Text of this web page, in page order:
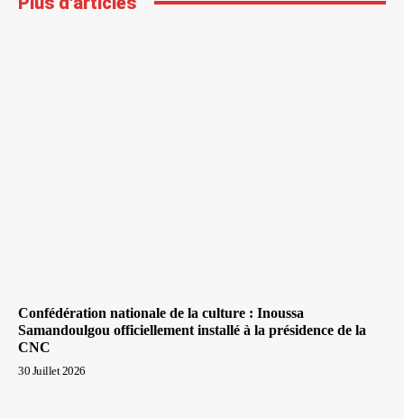
Confédération nationale de la culture : Inoussa
Samandoulgou officiellement installé à la présidence de la
CNC
30 Juillet 2026